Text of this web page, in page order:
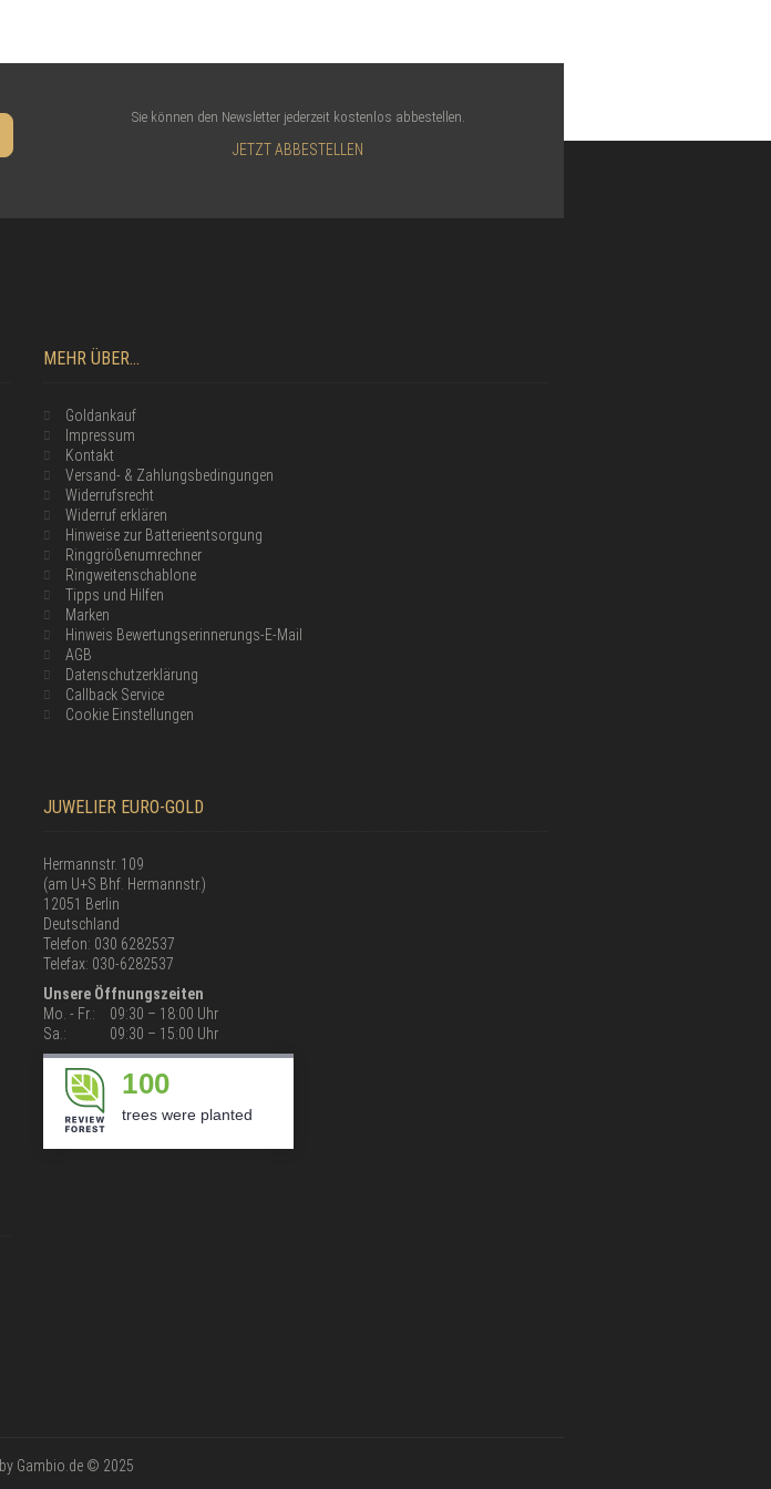
Sie können den Newsletter jederzeit kostenlos abbestellen.
JETZT ABBESTELLEN
MEHR ÜBER...
Goldankauf
Impressum
Kontakt
Versand- & Zahlungsbedingungen
Widerrufsrecht
Widerruf erklären
Hinweise zur Batterieentsorgung
Ringgrößenumrechner
Ringweitenschablone
Tipps und Hilfen
Marken
Hinweis Bewertungserinnerungs-E-Mail
AGB
Datenschutzerklärung
Callback Service
Cookie Einstellungen
JUWELIER EURO-GOLD
Hermannstr. 109
(am U+S Bhf. Hermannstr.)
12051 Berlin
Deutschland
Telefon: 030 6282537
Telefax: 030-6282537
Unsere Öffnungszeiten
Mo. - Fr.:
09:30 – 18:00 Uhr
Sa.:
09:30 – 15:00 Uhr
100
trees were planted
by Gambio.de © 2025